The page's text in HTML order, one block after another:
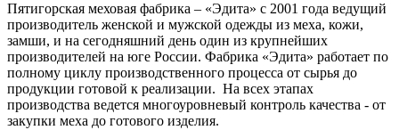
Пятигорская меховая фабрика – «Эдита» с 2001 года ведущий
производитель женской и мужской одежды из меха, кожи,
замши, и на сегодняшний день один из крупнейших
производителей на юге России. Фабрика «Эдита» работает по
полному циклу производственного процесса от сырья до
продукции готовой к реализации. На всех этапах
производства ведется многоуровневый контроль качества - от
закупки меха до готового изделия.